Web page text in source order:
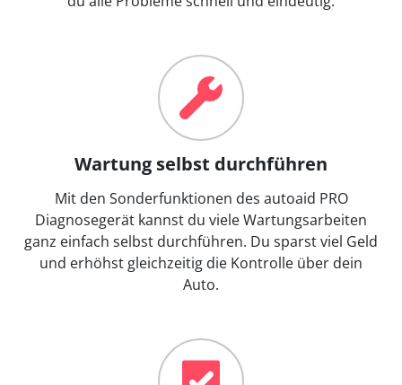
Wartung selbst durchführen
Mit den Sonderfunktionen des autoaid PRO
Diagnosegerät kannst du viele Wartungsarbeiten
ganz einfach selbst durchführen. Du sparst viel Geld
und erhöhst gleichzeitig die Kontrolle über dein
Auto.